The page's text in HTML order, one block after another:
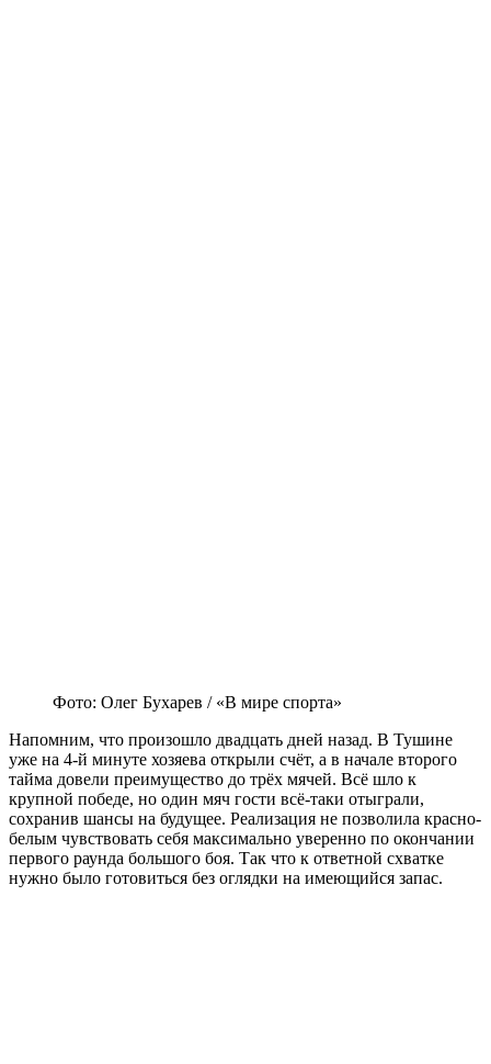
Фото: Олег Бухарев / «В мире спорта»
Напомним, что произошло двадцать дней назад. В Тушине
уже на 4-й минуте хозяева открыли счёт, а в начале второго
тайма довели преимущество до трёх мячей. Всё шло к
крупной победе, но один мяч гости всё-таки отыграли,
сохранив шансы на будущее. Реализация не позволила красно-
белым чувствовать себя максимально уверенно по окончании
первого раунда большого боя. Так что к ответной схватке
нужно было готовиться без оглядки на имеющийся запас.